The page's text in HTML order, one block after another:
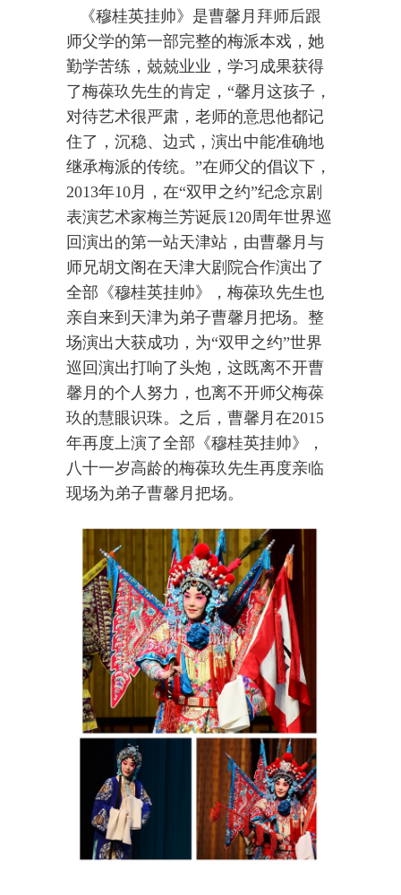
《穆桂英挂帅》是曹馨月拜师后跟
师父学的第一部完整的梅派本戏，她
勤学苦练，兢兢业业，学习成果获得
了梅葆玖先生的肯定，“馨月这孩子，
对待艺术很严肃，老师的意思他都记
住了，沉稳、边式，演出中能准确地
继承梅派的传统。”在师父的倡议下，
2013年10月，在“双甲之约”纪念京剧
表演艺术家梅兰芳诞辰120周年世界巡
回演出的第一站天津站，由曹馨月与
师兄胡文阁在天津大剧院合作演出了
全部《穆桂英挂帅》，梅葆玖先生也
亲自来到天津为弟子曹馨月把场。整
场演出大获成功，为“双甲之约”世界
巡回演出打响了头炮，这既离不开曹
馨月的个人努力，也离不开师父梅葆
玖的慧眼识珠。之后，曹馨月在2015
年再度上演了全部《穆桂英挂帅》，
八十一岁高龄的梅葆玖先生再度亲临
现场为弟子曹馨月把场。